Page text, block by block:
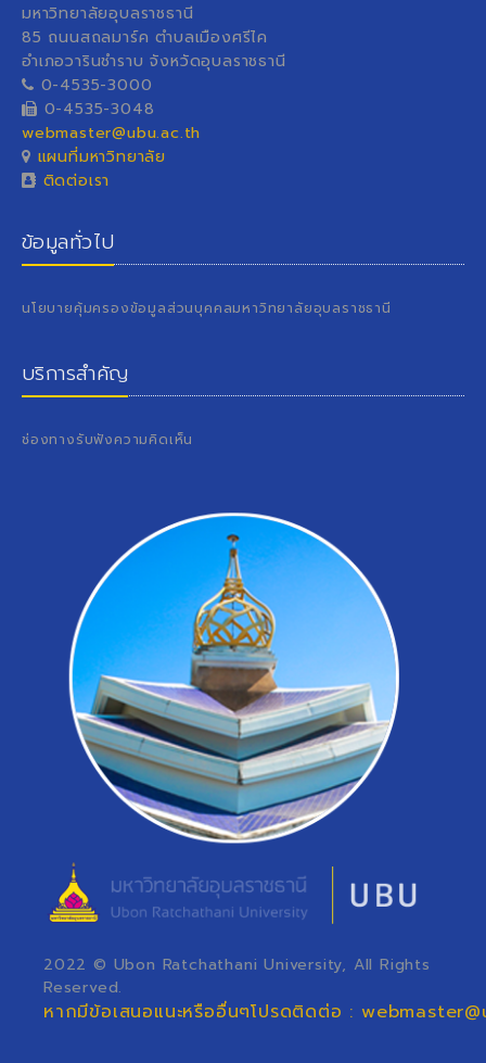
มหาวิทยาลัยอุบลราชธานี
85 ถนนสถลมาร์ค ตำบลเมืองศรีไค
อำเภอวารินชำราบ จังหวัดอุบลราชธานี
0-4535-3000
0-4535-3048
webmaster@ubu.ac.th
แผนที่มหาวิทยาลัย
ติดต่อเรา
ข้อมูลทั่วไป
นโยบายคุ้มครองข้อมูลส่วนบุคคลมหาวิทยาลัยอุบลราชธานี
บริการสำคัญ
ช่องทางรับฟังความคิดเห็น
2022 © Ubon Ratchathani University, All Rights
Reserved.
หากมีข้อเสนอแนะหรืออื่นๆโปรดติดต่อ :